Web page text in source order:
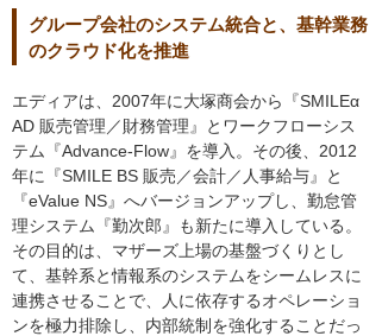
グループ会社のシステム統合と、基幹業務
のクラウド化を推進
エディアは、2007年に大塚商会から『SMILEα
AD 販売管理／財務管理』とワークフローシス
テム『Advance-Flow』を導入。その後、2012
年に『SMILE BS 販売／会計／人事給与』と
『eValue NS』へバージョンアップし、勤怠管
理システム『勤次郎』も新たに導入している。
その目的は、マザーズ上場の基盤づくりとし
て、基幹系と情報系のシステムをシームレスに
連携させることで、人に依存するオペレーショ
ンを極力排除し、内部統制を強化することだっ